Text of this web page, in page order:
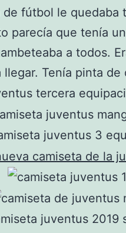
fútbol le quedaba
parecía que tenía
a todos.
llegar. Tenía pinta de